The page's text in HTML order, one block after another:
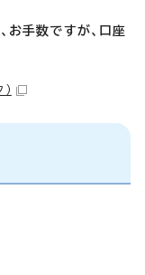
お手数ですが、口座